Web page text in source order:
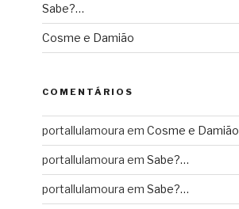
Sabe?…
Cosme e Damião
COMENTÁRIOS
portallulamoura em Cosme e Damião
portallulamoura em Sabe?…
portallulamoura em Sabe?…